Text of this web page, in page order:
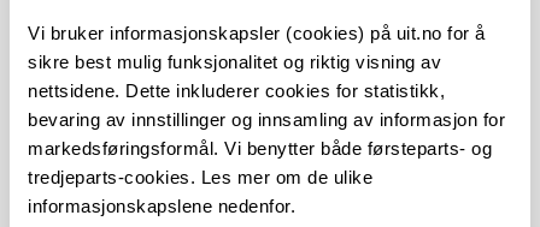
Vi bruker informasjonskapsler (cookies) på uit.no for å
sikre best mulig funksjonalitet og riktig visning av
nettsidene. Dette inkluderer cookies for statistikk,
bevaring av innstillinger og innsamling av informasjon for
markedsføringsformål. Vi benytter både førsteparts- og
tredjeparts-cookies. Les mer om de ulike
informasjonskapslene nedenfor.
Om
Forskning og undervisning
Publikasjoner